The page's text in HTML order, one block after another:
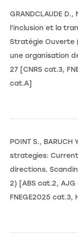
GRANDCLAUDE
l'inclusion et la
Stratégie Ouverte
une organisation
27 [CNRS cat.3,
cat.A]
POINT S.,
strategies:
directions.
2) [ABS cat.2, AJG
FNEGE2025 cat.3,